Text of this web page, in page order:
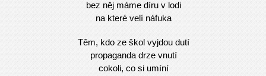
bez něj máme díru v lodi
na které velí náfuka
Těm, kdo ze škol vyjdou dutí
propaganda drze vnutí
cokoli, co si umíní